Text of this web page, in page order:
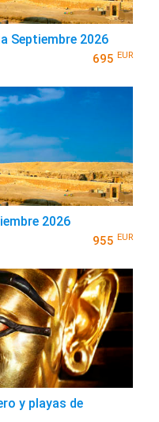
Septiembre 2026
695 EUR
2026
955 EUR
y playas de